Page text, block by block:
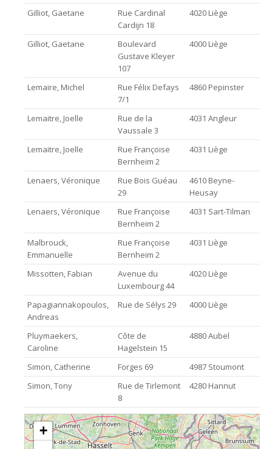
Gilliot, Gaetane
Rue Cardinal
Cardijn 18
4020 Liège
Gilliot, Gaetane
Boulevard
Gustave Kleyer
107
4000 Liège
Lemaire, Michel
Rue Félix Defays
7/1
4860 Pepinster
Lemaitre, Joelle
Rue de la
Vaussale 3
4031 Angleur
Lemaitre, Joelle
Rue Françoise
Bernheim 2
4031 Liège
Lenaers, Véronique
Rue Bois Guéau
29
4610 Beyne-
Heusay
Lenaers, Véronique
Rue Françoise
Bernheim 2
4031 Sart-Tilman
Malbrouck,
Emmanuelle
Rue Françoise
Bernheim 2
4031 Liège
Missotten, Fabian
Avenue du
Luxembourg 44
4020 Liège
Papagiannakopoulos,
Andreas
Rue de Sélys 29 4000 Liège
Pluymaekers,
Caroline
Côte de
Hagelstein 15
4880 Aubel
Simon, Catherine Forges 69
4987 Stoumont
Simon, Tony
Rue de Tirlemont
8
4280 Hannut
loading map - please wait...
+